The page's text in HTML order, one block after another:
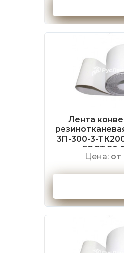
Лента
3П-300-3-
ГОСТ 20-
Цена: от